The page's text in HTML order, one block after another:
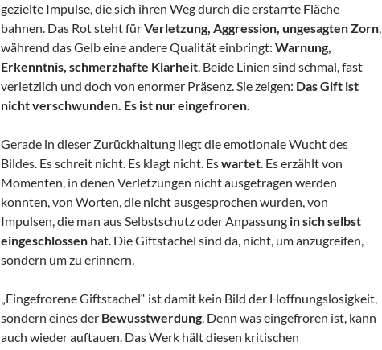
gezielte Impulse, die sich ihren Weg durch die erstarrte Fläche
bahnen. Das Rot steht fürVerletzung, Aggression, ungesagten Zorn,
während das Gelb eine andere Qualität einbringt: Warnung,
Erkenntnis, schmerzhafte Klarheit. Beide Linien sind schmal, fast
verletzlich und doch von enormer Präsenz. Sie zeigen: Das Gift ist
nicht verschwunden. Es ist nur eingefroren.
Gerade in dieser Zurückhaltung liegt die emotionale Wucht des
Bildes. Es schreit nicht. Es klagt nicht. Eswartet. Es erzählt von
Momenten, in denen Verletzungen nicht ausgetragen werden
konnten, von Worten, die nicht ausgesprochen wurden, von
Impulsen, die man aus Selbstschutz oder Anpassung in sich selbst
eingeschlossen hat. Die Giftstachel sind da, nicht, um anzugreifen,
sondern um zu erinnern.
„Eingefrorene Giftstachel“ ist damit kein Bild der Hoffnungslosigkeit,
sondern eines der Bewusstwerdung. Denn was eingefroren ist, kann
auch wieder auftauen. Das Werk hält diesen kritischen